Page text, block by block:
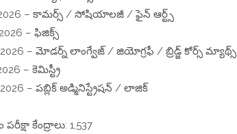
2026 – కామర్స్ / సోషియాలజీ / ఫైన్ ఆర్ట్స్
– ఫిజిక్స్
2026 – మోడర్న్ లాంగ్వేజ్ / జియోగ్రఫీ / బ్రిడ్జ్ కోర్స్ మ్యాథ్స్
– కెమిస్ట్రీ
2026 – పబ్లిక్ అడ్మినిస్ట్రేషన్ / లాజిక్
కేంద్రాలు: 1,537